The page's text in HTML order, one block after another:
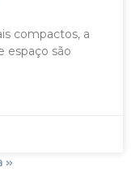
compactos, a
espaço são
»